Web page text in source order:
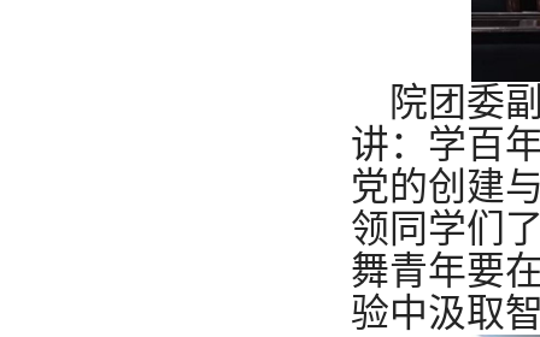
院团委
讲：学百
党的创建
领同学们
舞青年要
验中汲取